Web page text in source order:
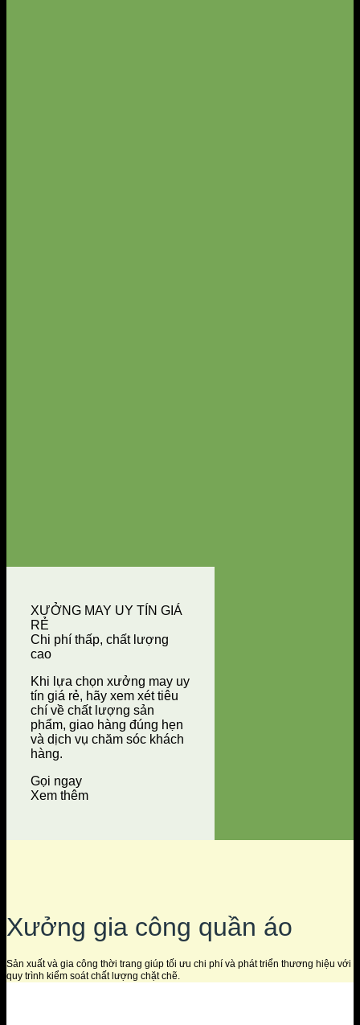
XƯỞNG MAY UY TÍN GIÁ
RẺ
Chi phí thấp, chất lượng
cao
Khi lựa chọn xưởng may uy
tín giá rẻ, hãy xem xét tiêu
chí về chất lượng sản
phẩm, giao hàng đúng hẹn
và dịch vụ chăm sóc khách
hàng.
Gọi ngay
Xem thêm
Xưởng gia công quần áo
Sản xuất và gia công thời trang giúp tối ưu chi phí và phát triển thương hiệu với
quy trình kiểm soát chất lượng chặt chẽ.